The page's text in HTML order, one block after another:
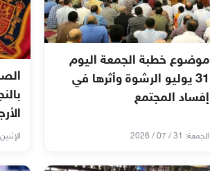
موضوع خطبة الجمعة اليوم
31 يوليو الرشوة وأثرها في
إفساد المجتمع
الجمعة: 31 / 07 / 2026 الإثنين: 20 / 07 /